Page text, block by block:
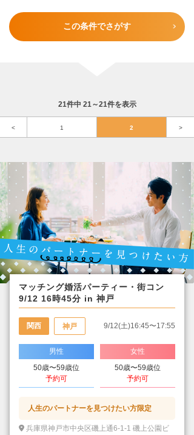
この条件でさがす
21件中 21～21件を表示
< 1 2 >
マッチング婚活パーティー・街コン
9/12 16時45分 in 神戸
関西 神戸 9/12(土)16:45〜17:55
男性
50歳〜59歳位
予約可
女性
50歳〜59歳位
予約可
人生のパートナーを見つけたい方限定
兵庫県神戸市中央区磯上通6-1-1 磯上公園ビ